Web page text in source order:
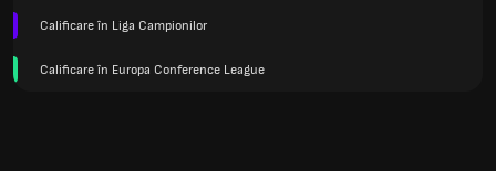
Calificare în Liga Campionilor
Calificare în Europa Conference League